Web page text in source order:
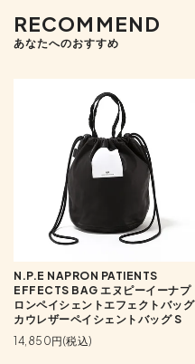
RECOMMEND
あなたへのおすすめ
N.P.E NAPRON PATIENTS
EFFECTS BAG エヌピーイーナプ
ロンペイシェントエフェクトバッグ
カウレザーペイシェントバッグ S
14,850円(税込)